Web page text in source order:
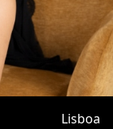
Lisboa